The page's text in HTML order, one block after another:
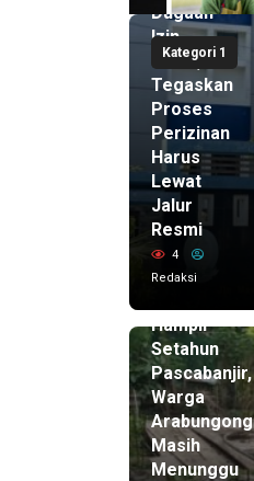
Kategori 1
Dugaan
Izin
Palsu,
Tegaskan
Proses
Perizinan
Harus
Lewat
Jalur
Resmi
4
Redaksi
Hampir
Setahun
Pascabanjir,
Warga
Arabungong
Masih
Menunggu